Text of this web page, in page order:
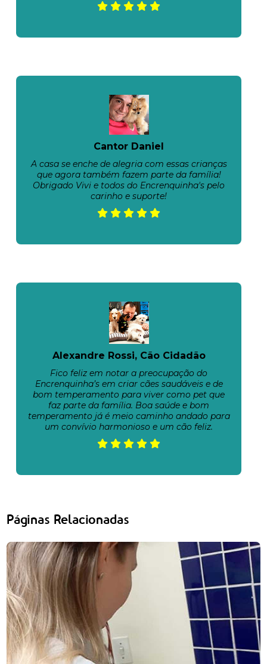
Cantor Daniel
A casa se enche de alegria com essas crianças
que agora também fazem parte da família!
Obrigado Vivi e todos do Encrenquinha's pelo
carinho e suporte!
Alexandre Rossi, Cão Cidadão
Fico feliz em notar a preocupação do
Encrenquinha’s em criar cães saudáveis e de
bom temperamento para viver como pet que
faz parte da família. Boa saúde e bom
temperamento já é meio caminho andado para
um convívio harmonioso e um cão feliz.
Páginas Relacionadas